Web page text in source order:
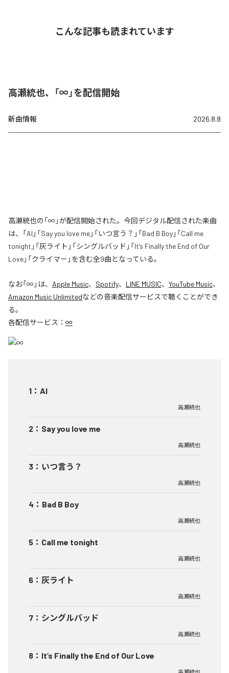
こんな記事も読まれています
高瀬統也、「∞」を配信開始
新曲情報 2026.8.8
高瀬統也の「∞」が配信開始された。今回デジタル配信された楽曲
は、「AI」「Say you love me」「いつ言う？」「Bad B Boy」「Call me
tonight」「灰ライト」「シングルバッド」「It’s Finally the End of Our
Love」「クライマー」を含む全9曲となっている。
なお「∞ 」は、 Apple Music、 Spotify、 LINE MUSIC、 YouTube Music、
Amazon Music Unlimitedなどの音楽配信サービスで聴くことができ
る。
各配信サービス： ∞
1 ： AI
高瀬統也
2 ： Say you love me
高瀬統也
3 ： いつ言う？
高瀬統也
4 ： Bad B Boy
高瀬統也
5 ： Call me tonight
高瀬統也
6 ： 灰ライト
高瀬統也
7 ： シングルバッド
高瀬統也
8 ： It’s Finally the End of Our Love